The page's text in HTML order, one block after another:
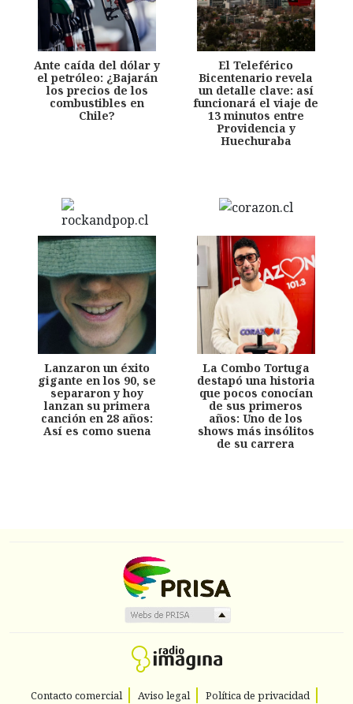
Ante caída del dólar y
el petróleo: ¿Bajarán
los precios de los
combustibles en
Chile?
El Teleférico
Bicentenario revela
un detalle clave: así
funcionará el viaje de
13 minutos entre
Providencia y
Huechuraba
Lanzaron un éxito
gigante en los 90, se
separaron y hoy
lanzan su primera
canción en 28 años:
Así es como suena
La Combo Tortuga
destapó una historia
que pocos conocían
de sus primeros
años: Uno de los
shows más insólitos
de su carrera
Contacto comercial Aviso legal Política de privacidad